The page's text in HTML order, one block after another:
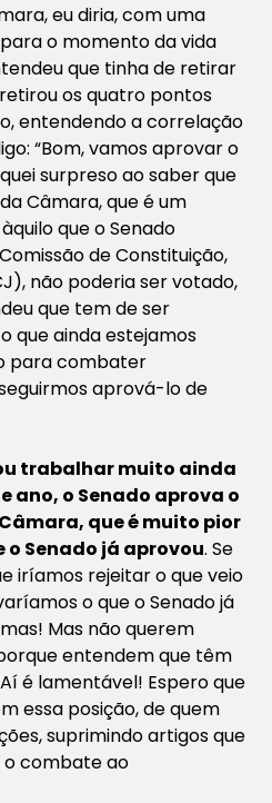
eu diria, com uma
o momento da vida
que tinha de retirar
os quatro pontos
entendendo a correlação
“Bom, vamos aprovar o
surpreso ao saber que
Câmara, que é um
que o Senado
de Constituição,
não poderia ser votado,
que tem de ser
que ainda estejamos
para combater
aprová-lo de
trabalhar muito ainda
ano, o Senado aprova o
que é muito pior
Senado já aprovou. Se
iríamos rejeitar o que veio
o que o Senado já
Mas não querem
entendem que têm
é lamentável! Espero que
essa posição, de quem
suprimindo artigos que
combate ao